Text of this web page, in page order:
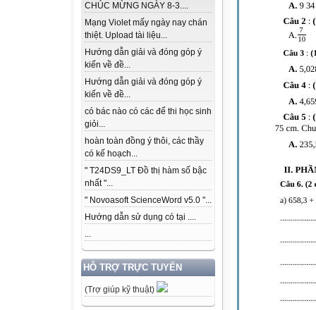
CHÚC MỪNG NGÀY 8-3....
Mạng Violet mấy ngày nay chán
thiệt. Upload tài liệu...
Hướng dẫn giải và đóng góp ý
kiến về đề...
Hướng dẫn giải và đóng góp ý
kiến về đề...
có bác nào có các để thi học sinh
giỏi...
hoàn toàn đồng ý thôi, các thầy
có kế hoạch...
" T24DS9_LT Đồ thị hàm số bậc
nhất "...
" Novoasoft ScienceWord v5.0 "...
Hướng dẫn sử dụng có tại ....
...
HỖ TRỢ TRỰC TUYẾN
(Trợ giúp kỹ thuật)